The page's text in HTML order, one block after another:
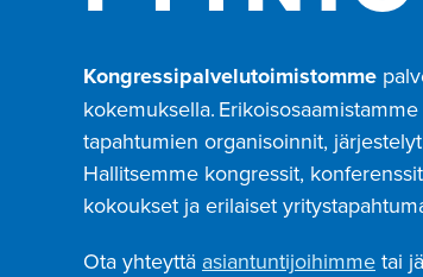
Kongressipalvelutoimistomme
kokemuksella.
tapahtumien organisoinnit,
Hallitsemme kongressit,
kokoukset ja erilaiset
Ota yhteyttä asiantuntijoihimme tai